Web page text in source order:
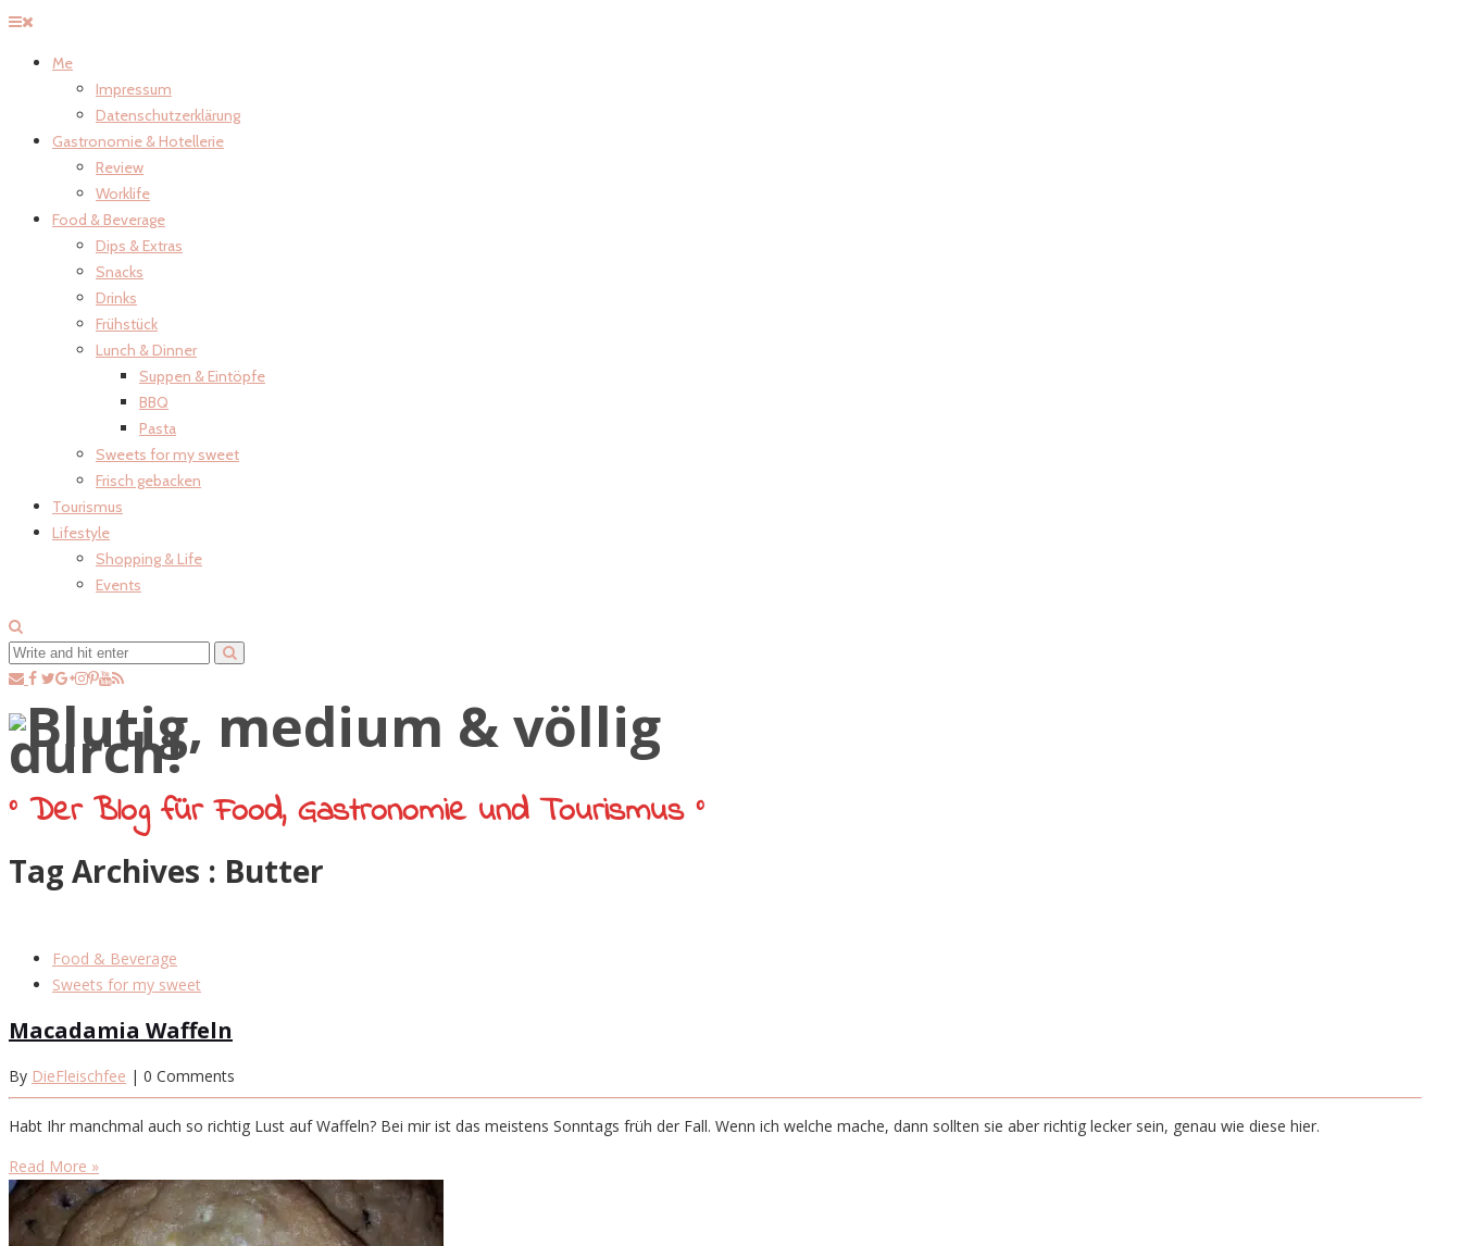
Me
Impressum
Datenschutzerklärung
Gastronomie & Hotellerie
Review
Worklife
Food & Beverage
Dips & Extras
Snacks
Drinks
Frühstück
Lunch & Dinner
Suppen & Eintöpfe
BBQ
Pasta
Sweets for my sweet
Frisch gebacken
Tourismus
Lifestyle
Shopping & Life
Events
° Der Blog für Food, Gastronomie und Tourismus °
Tag Archives : Butter
Food & Beverage
Sweets for my sweet
Macadamia Waffeln
By DieFleischfee | 0 Comments
Habt Ihr manchmal auch so richtig Lust auf Waffeln? Bei mir ist das meistens Sonntags früh der Fall. Wenn ich welche mache, dann sollten sie aber richtig lecker sein, genau wie diese hier.
Read More »